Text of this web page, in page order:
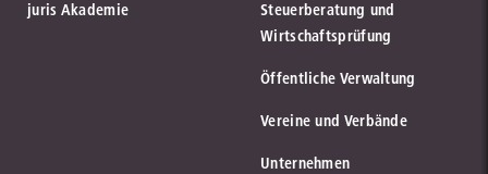
juris Akademie
Steuerberatung und
Wirtschaftsprüfung
Öffentliche Verwaltung
Vereine und Verbände
Unternehmen